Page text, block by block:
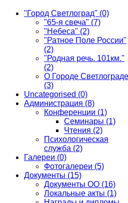
"Город Светлоград" (0)
"65-я свеча" (7)
"Небеса" (2)
"Ратное Поле России"
(2)
"Родная речь. 101км."
(2)
О Городе Светлограде
(3)
Uncategorised (0)
Администрация (8)
Конференции (1)
Семинары (1)
Чтения (2)
Психологическая
служба (2)
Галереи (0)
Фотогалереи (5)
Документы (15)
Документы ОО (16)
Локальные акты (1)